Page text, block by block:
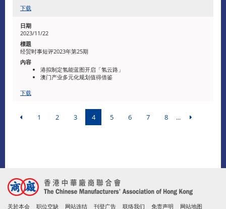
下载
2023/11/22
经贸时事短评2023年第25期
港拟制定氢能蓝图开启「氢云路」
澳门产业多元化规划值得借鉴
下载
1 2 3 4 5 6 7 8 ...
关於本会 职位空缺 网站连结 刊登广告 联络我们 免责声明 网站地图